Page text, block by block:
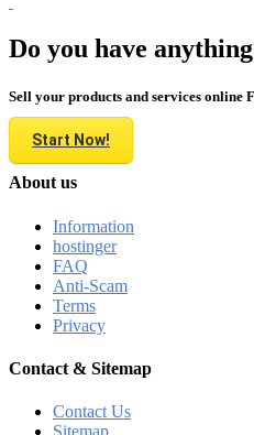
Do you have
Sell your products and services online
Start Now!
About us
Information
hostinger
FAQ
Anti-Scam
Terms
Privacy
Contact & Sitemap
Contact Us